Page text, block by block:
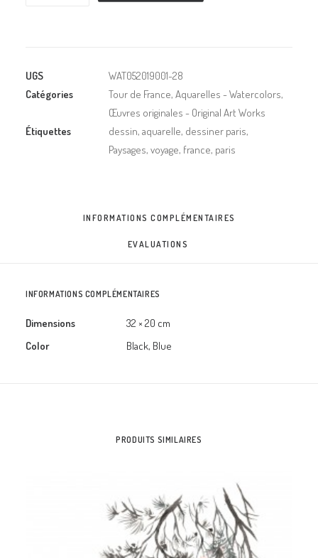
UGS
WAT052019001-28
Catégories
Tour de France, Aquarelles - Watercolors,
Œuvres originales - Original Art Works
Étiquettes
dessin, aquarelle, dessiner paris,
Paysages, voyage, france, paris
INFORMATIONS COMPLÉMENTAIRES
EVALUATIONS
INFORMATIONS COMPLÉMENTAIRES
Dimensions
32 × 20 cm
Color
Black, Blue
PRODUITS SIMILAIRES